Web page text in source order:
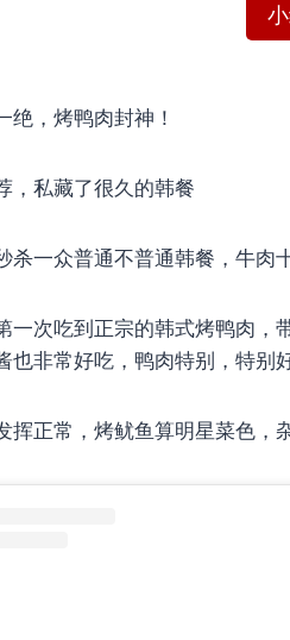
绝，烤鸭肉封神！
，私藏了很久的韩餐
杀一众普通不普通韩餐，牛肉
一次吃到正宗的韩式烤鸭肉，
也非常好吃，鸭肉特别，特别
挥正常，烤鱿鱼算明星菜色，